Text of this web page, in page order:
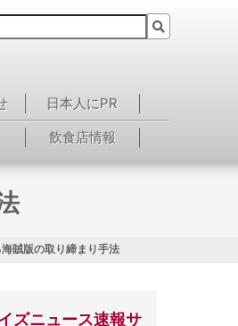
日本人にPR
飲食店情報
賊版の取り締まり手法
ズニュース速報サ